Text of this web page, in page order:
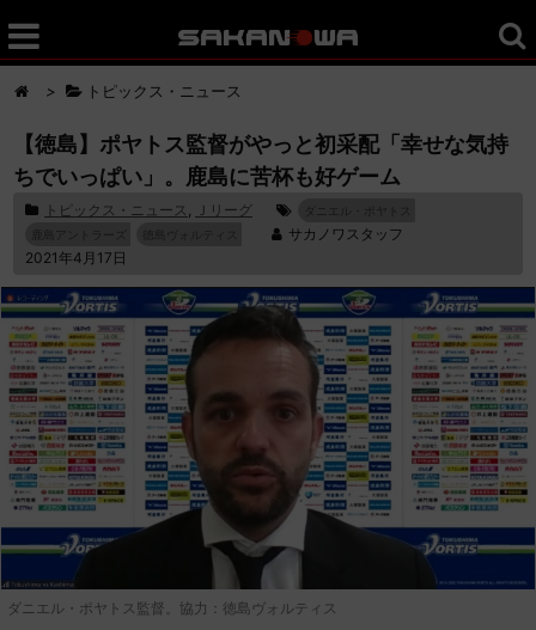
> トピックス・ニュース
【徳島】ポヤトス監督がやっと初采配「幸せな気持
ちでいっぱい」。鹿島に苦杯も好ゲーム
トピックス・ニュース , Ｊリーグ
サカノワスタッフ
2021年4月17日
ダニエル・ポヤトス監督。協力：徳島ヴォルティス